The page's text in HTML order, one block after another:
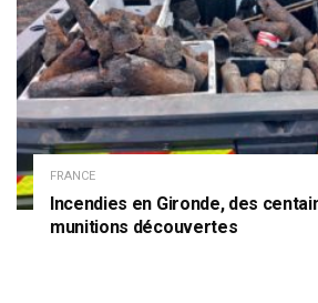
FRANCE
Incendies en Gironde, des
munitions découvertes